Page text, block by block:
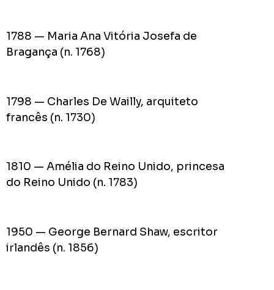
1788 — Maria Ana Vitória Josefa de
Bragança (n. 1768)
1798 — Charles De Wailly, arquiteto
francês (n. 1730)
1810 — Amélia do Reino Unido, princesa
do Reino Unido (n. 1783)
1950 — George Bernard Shaw, escritor
irlandês (n. 1856)